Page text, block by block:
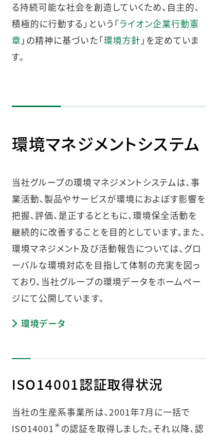
る持続可能な社会を創造していくため、自主的、
積極的に行動する」という「ライオン企業行動憲
章 」の精神に基づいた「環境方針」を定めていま
す。
環境マネジメントシステム
当社グループの環境マネジメントシステムは、事
業活動、製品やサービスが環境におよぼす影響を
把握、評価、是正するとともに、環境保全活動を
継続的に改善することを目的としています。また、
環境マネジメント及び活動報告については、グロ
ーバルな環境対応を目指して体制の充実を図っ
ており、当社グループの環境データをホームペー
ジにて公開しています。
環境データ
ISO14001認証取得状況
当社の生産系事業所は、2001年7月に一括で
ISO14001 ＊の認証を取得しました。それ以降、認